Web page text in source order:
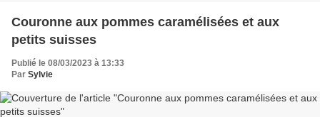
Couronne aux pommes caramélisées et aux
petits suisses
Publié le 08/03/2023 à 13:33
Par Sylvie